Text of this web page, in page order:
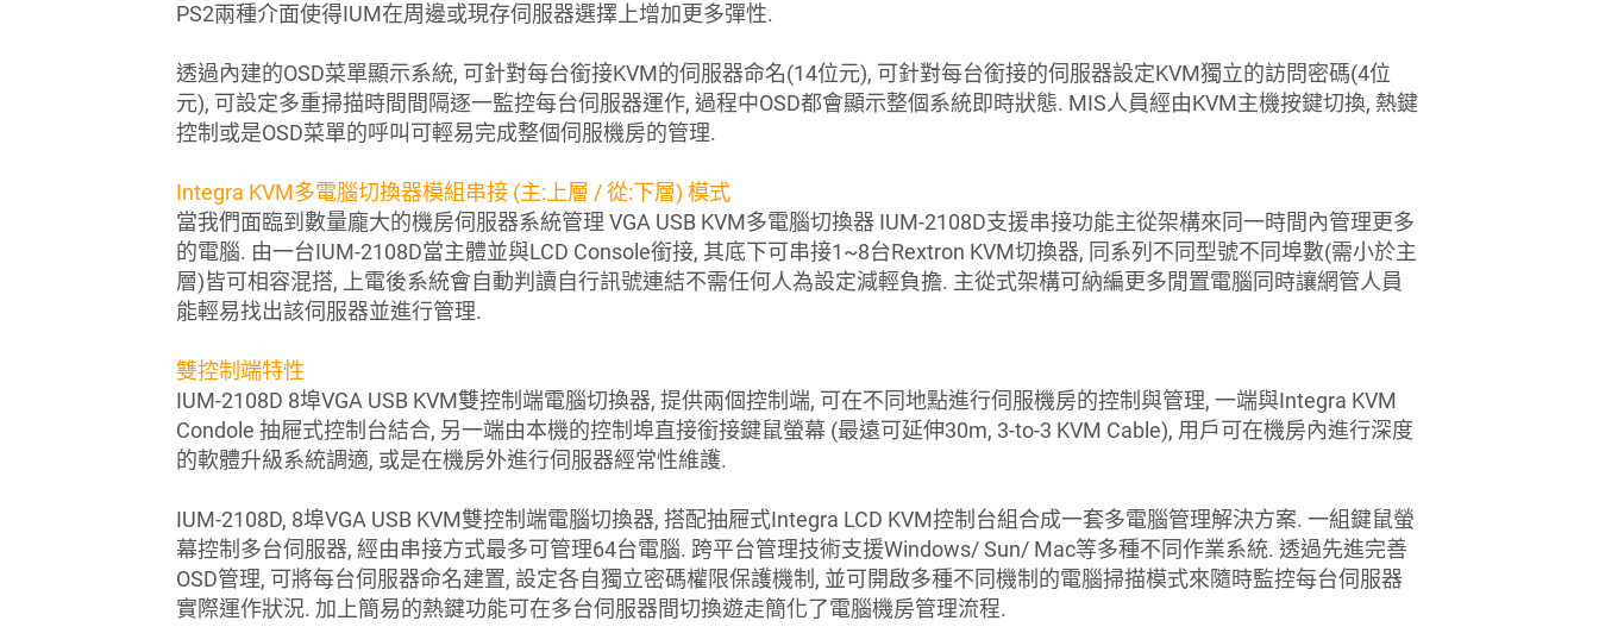
PS2兩種介面使得IUM在周邊或現存伺服器選擇上增加更多彈性.
透過內建的OSD菜單顯示系統, 可針對每台銜接KVM的伺服器命名(14位元), 可針對每台銜接的伺服器設定KVM獨立的訪問密碼(4位
元), 可設定多重掃描時間間隔逐一監控每台伺服器運作, 過程中OSD都會顯示整個系統即時狀態. MIS人員經由KVM主機按鍵切換, 熱鍵
控制或是OSD菜單的呼叫可輕易完成整個伺服機房的管理.
Integra KVM多電腦切換器模組串接 (主:上層 / 從:下層) 模式
當我們面臨到數量龐大的機房伺服器系統管理 VGA USB KVM多電腦切換器 IUM-2108D支援串接功能主從架構來同一時間內管理更多
的電腦. 由一台IUM-2108D當主體並與LCD Console銜接, 其底下可串接1~8台Rextron KVM切換器, 同系列不同型號不同埠數(需小於主
層)皆可相容混搭, 上電後系統會自動判讀自行訊號連結不需任何人為設定減輕負擔. 主從式架構可納編更多閒置電腦同時讓網管人員
能輕易找出該伺服器並進行管理.
雙控制端特性
IUM-2108D 8埠VGA USB KVM雙控制端電腦切換器, 提供兩個控制端, 可在不同地點進行伺服機房的控制與管理, 一端與Integra KVM
Condole 抽屜式控制台結合, 另一端由本機的控制埠直接銜接鍵鼠螢幕 (最遠可延伸30m, 3-to-3 KVM Cable), 用戶可在機房內進行深度
的軟體升級系統調適, 或是在機房外進行伺服器經常性維護.
IUM-2108D, 8埠VGA USB KVM雙控制端電腦切換器, 搭配抽屜式Integra LCD KVM控制台組合成一套多電腦管理解決方案. 一組鍵鼠螢
幕控制多台伺服器, 經由串接方式最多可管理64台電腦. 跨平台管理技術支援Windows/ Sun/ Mac等多種不同作業系統. 透過先進完善
OSD管理, 可將每台伺服器命名建置, 設定各自獨立密碼權限保護機制, 並可開啟多種不同機制的電腦掃描模式來隨時監控每台伺服器
實際運作狀況. 加上簡易的熱鍵功能可在多台伺服器間切換遊走簡化了電腦機房管理流程.